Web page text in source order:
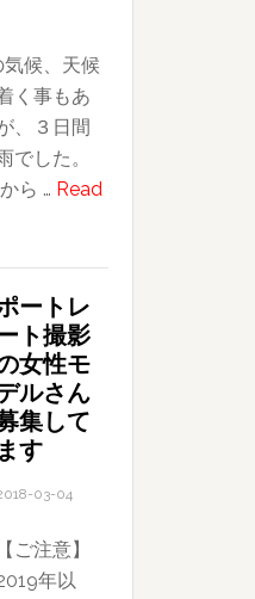
候、天候
く事もあ
、３日間
でした。
ら … Read
ートレ
ト撮影
女性モ
ルさん
集して
ます
03-04
【ご注意】
年以